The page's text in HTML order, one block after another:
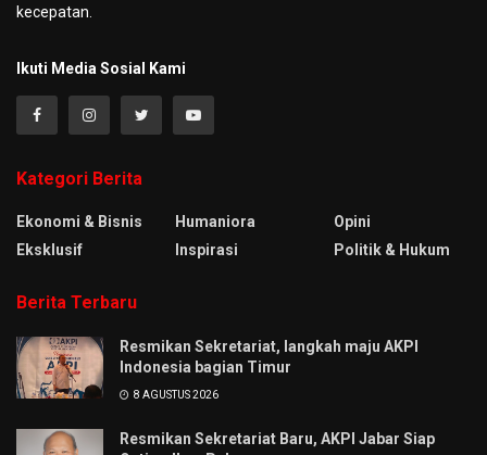
kecepatan.
Ikuti Media Sosial Kami
Kategori Berita
Ekonomi & Bisnis
Eksklusif
Humaniora
Inspirasi
Opini
Politik & Hukum
Berita Terbaru
Resmikan Sekretariat, langkah maju AKPI
Indonesia bagian Timur
8 AGUSTUS 2026
Resmikan Sekretariat Baru, AKPI Jabar Siap